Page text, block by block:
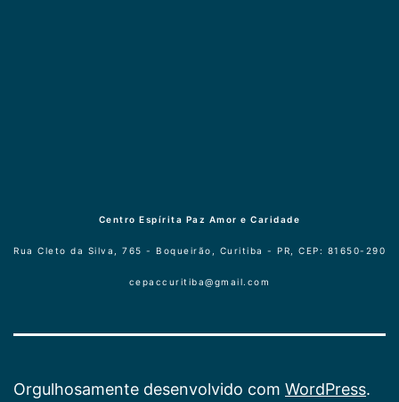
Centro Espírita Paz Amor e Caridade
Rua Cleto da Silva, 765 - Boqueirão, Curitiba - PR, CEP: 81650-290
cepaccuritiba@gmail.com
Orgulhosamente desenvolvido com WordPress.